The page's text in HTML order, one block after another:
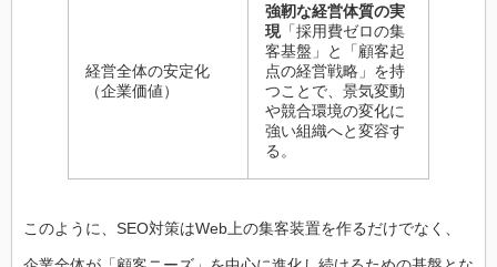
経営全体の安定化
（企業価値）
強靭な経営体質の実
現「採用費ゼロの集
客基盤」と「顧客起
点の経営戦略」を持
つことで、景気変動
や競合環境の変化に
強い組織へと変容す
る。
このように、SEO対策はWeb上の集客装置を作るだけでなく、